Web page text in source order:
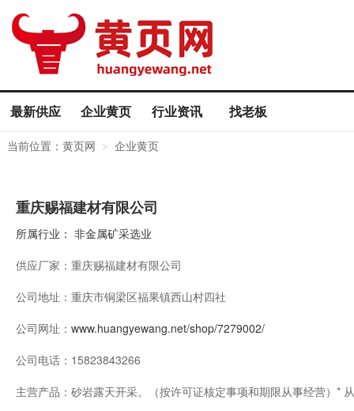
最新供应 企业黄页 行业资讯 找老板
当前位置： 黄页网 > 企业黄页
重庆赐福建材有限公司
所属行业： 非金属矿采选业
供应厂家： 重庆赐福建材有限公司
公司地址： 重庆市铜梁区福果镇西山村四社
公司网址： www.huangyewang.net/shop/7279002/
公司电话： 15823843266
主营产品： 砂岩露天开采。（按许可证核定事项和期限从事经营）*